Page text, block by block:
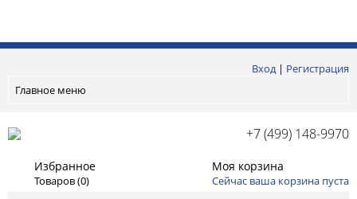
Вход| Регистрация
Главное меню
+7 (499) 148-9970
Избранное
Товаров (0)
Моя корзина
Сейчас ваша корзина пуста